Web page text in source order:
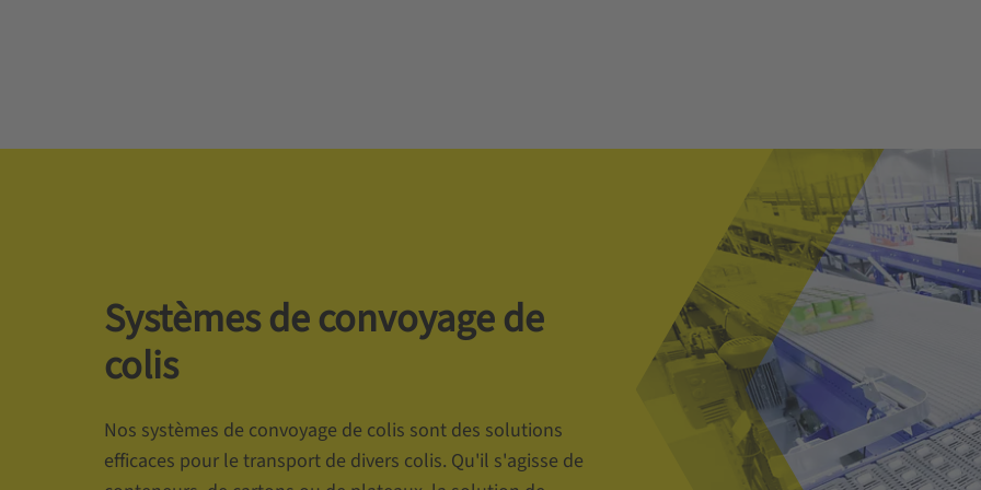
Systèmes de convoyage de
colis
Nos systèmes de convoyage de colis sont des solutions
efficaces pour le transport de divers colis. Qu'il s'agisse de